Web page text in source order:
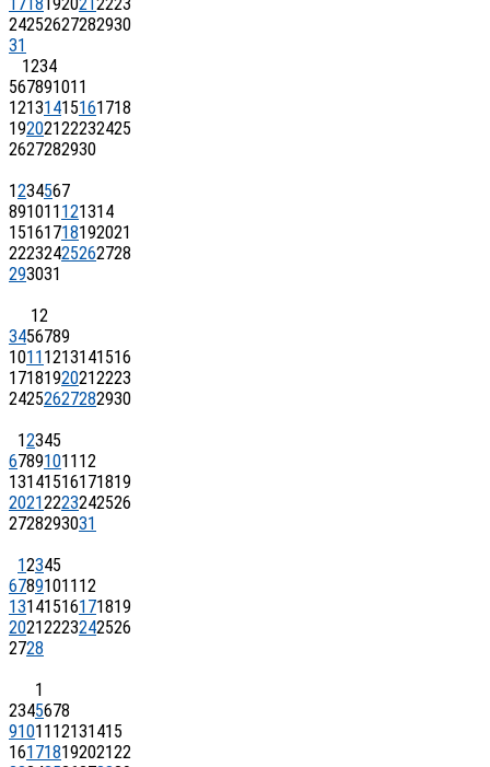
17181920212223
24252627282930
31
1234
567891011
12131415161718
19202122232425
2627282930
1234567
891011 121314
15161718192021
22232425262728
293031
12
3456789
1011 1213141516
17181920212223
24252627282930
12345
67891011 12
13141516171819
20212223242526
2728293031
12345
67891011 12
13141516171819
20212223242526
2728
1
2345678
91011 12131415
16171819202122